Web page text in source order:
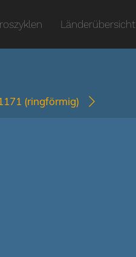
Länderübersicht
(ringförmig)